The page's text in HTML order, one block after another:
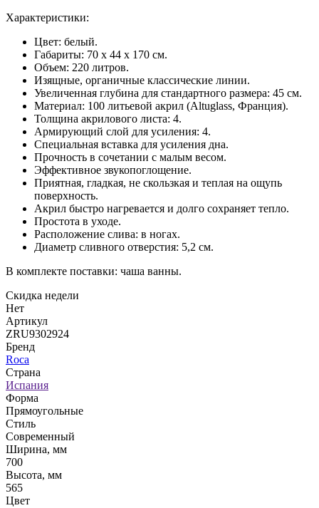
Характеристики:
Цвет: белый.
Габариты: 70 х 44 х 170 см.
Объем: 220 литров.
Изящные, органичные классические линии.
Увеличенная глубина для стандартного размера: 45 см.
Материал: 100 литьевой акрил (Altuglass, Франция).
Толщина акрилового листа: 4.
Армирующий слой для усиления: 4.
Специальная вставка для усиления дна.
Прочность в сочетании с малым весом.
Эффективное звукопоглощение.
Приятная, гладкая, не скользкая и теплая на ощупь
поверхность.
Акрил быстро нагревается и долго сохраняет тепло.
Простота в уходе.
Расположение слива: в ногах.
Диаметр сливного отверстия: 5,2 см.
В комплекте поставки: чаша ванны.
Скидка недели
Нет
Артикул
ZRU9302924
Бренд
Roca
Страна
Испания
Форма
Прямоугольные
Стиль
Современный
Ширина, мм
700
Высота, мм
565
Цвет